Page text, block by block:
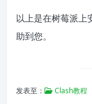
以上是在树莓派上
助到您。
发表至： Clash教程